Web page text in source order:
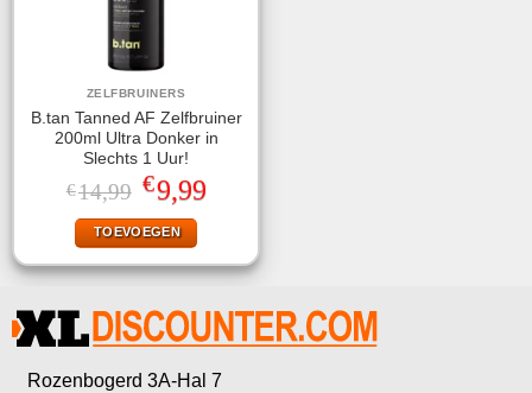
ZELFBRUINERS
B.tan Tanned AF Zelfbruiner
200ml Ultra Donker in
Slechts 1 Uur!
€14,99 Oorspronkelijke
prijs
was:
€14,99.
€9,99Huidige
prijs
TOEVOEGEN
Rozenbogerd 3A-Hal 7